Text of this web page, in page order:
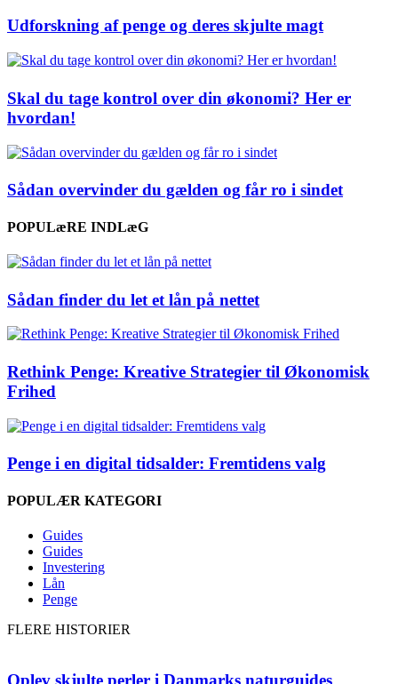
Udforskning af penge og deres skjulte magt
Skal du tage kontrol over din økonomi? Her er
hvordan!
Sådan overvinder du gælden og får ro i sindet
POPULæRE INDLæG
Sådan finder du let et lån på nettet
Rethink Penge: Kreative Strategier til Økonomisk
Frihed
Penge i en digital tidsalder: Fremtidens valg
POPULÆR KATEGORI
Guides
Guides
Investering
Lån
Penge
FLERE HISTORIER
Oplev skjulte perler i Danmarks naturguides